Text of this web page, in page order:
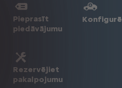
Pieprasīt
piedāvājumu
Rezervējiet
pakalpojumu